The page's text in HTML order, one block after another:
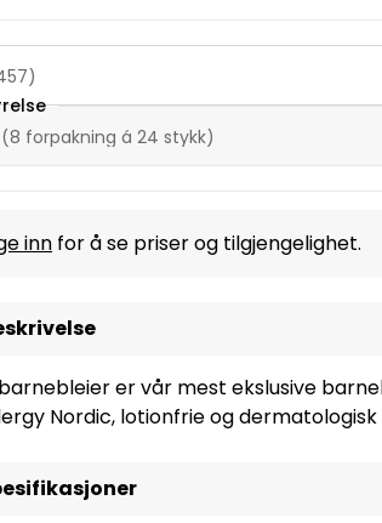
)
(8 forpakning á 24 stykk)
inn for å se priser og tilgjengelighet.
er vår mest ekslusive
Nordic, lotionfrie og